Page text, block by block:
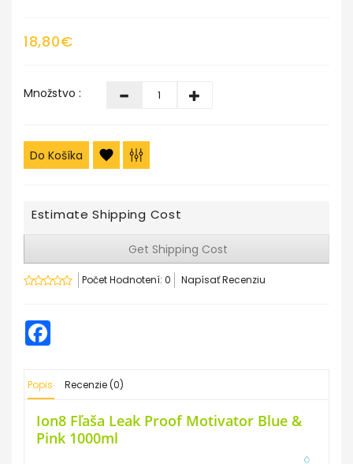
18,80€
Množstvo :
Do Košíka
Estimate Shipping Cost
Get Shipping Cost
Počet Hodnotení: 0 Napísať Recenziu
Popis Recenzie (0)
Ion8 Fľaša Leak Proof Motivator Blue &
Pink 1000ml